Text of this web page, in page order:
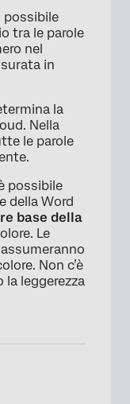
×
possibile
tra le parole
nel
in
la
Nella
le parole
possibile
della Word
base della
Le
Non c’è
la leggerezza